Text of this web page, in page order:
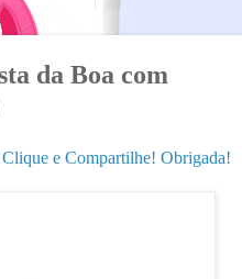
da Boa com
e Compartilhe! Obrigada!